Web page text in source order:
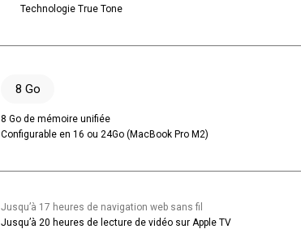
Technologie True Tone
8 Go
8 Go de mémoire unifiée
Configurable en 16 ou 24Go (MacBook Pro M2)
Jusqu’à 17 heures de navigation web sans fil
Jusqu’à 20 heures de lecture de vidéo sur Apple TV